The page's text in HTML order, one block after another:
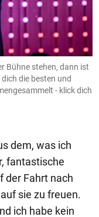
Bühne stehen, dann ist
die besten und
- klick dich
dem, was ich
fantastische
der Fahrt nach
sie zu freuen.
ich habe kein